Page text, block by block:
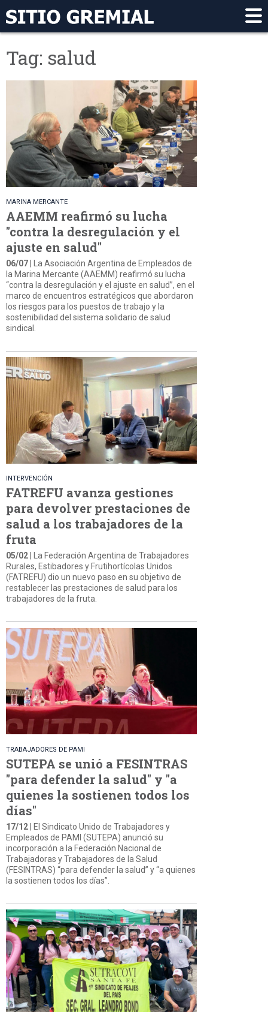
Tag: salud
MARINA MERCANTE
AAEMM reafirmó su lucha
"contra la desregulación y el
ajuste en salud"
06/07 | La Asociación Argentina de Empleados de
la Marina Mercante (AAEMM) reafirmó su lucha
“contra la desregulación y el ajuste en salud”, en el
marco de encuentros estratégicos que abordaron
los riesgos para los puestos de trabajo y la
sostenibilidad del sistema solidario de salud
sindical.
INTERVENCIÓN
FATREFU avanza gestiones
para devolver prestaciones de
salud a los trabajadores de la
fruta
05/02 | La Federación Argentina de Trabajadores
Rurales, Estibadores y Frutihortícolas Unidos
(FATREFU) dio un nuevo paso en su objetivo de
restablecer las prestaciones de salud para los
trabajadores de la fruta.
TRABAJADORES DE PAMI
SUTEPA se unió a FESINTRAS
"para defender la salud" y "a
quienes la sostienen todos los
días"
17/12| El Sindicato Unido de Trabajadores y
Empleados de PAMI (SUTEPA) anunció su
incorporación a la Federación Nacional de
Trabajadoras y Trabajadores de la Salud
(FESINTRAS) “para defender la salud” y “a quienes
la sostienen todos los días”.